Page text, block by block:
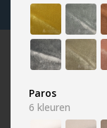
Paros
6 kleuren
VRAGEN OF
Neem contact op
wij staan graag tot